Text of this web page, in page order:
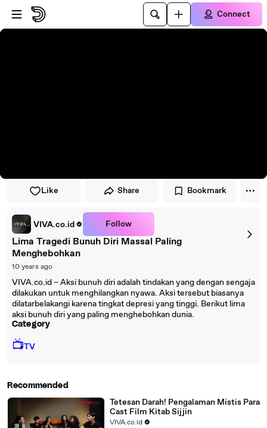
Skip to player
Skip to main content
Connect
Like Share Bookmark
VIVA.co.id Follow
Lima Tragedi Bunuh Diri Massal Paling
Menghebohkan
10 years ago
VIVA.co.id – Aksi bunuh diri adalah tindakan yang dengan sengaja
dilakukan untuk menghilangkan nyawa. Aksi tersebut biasanya
dilatarbelakangi karena tingkat depresi yang tinggi. Berikut lima
aksi bunuh diri yang paling menghebohkan dunia.
Category
📺TV
Recommended
Tetesan Darah! Pengalaman Mistis Para
Cast Film Kitab Sijjin
VIVA.co.id